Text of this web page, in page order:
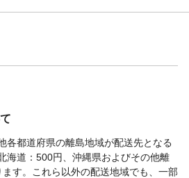
各都道府県の離島地域が配送先となる
海道：500円、沖縄県およびその他離
す。これら以外の配送地域でも、一部